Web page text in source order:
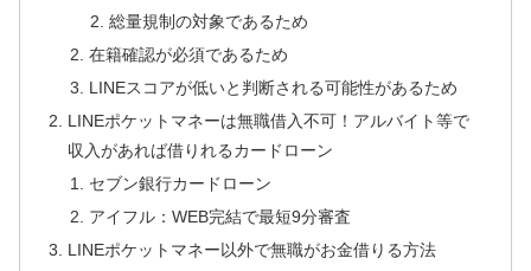
総量規制の対象であるため
在籍確認が必須であるため
LINEスコアが低いと判断される可能性があるため
LINEポケットマネーは無職借入不可！アルバイト等で
収入があれば借りれるカードローン
セブン銀行カードローン
アイフル：WEB完結で最短9分審査
LINEポケットマネー以外で無職がお金借りる方法